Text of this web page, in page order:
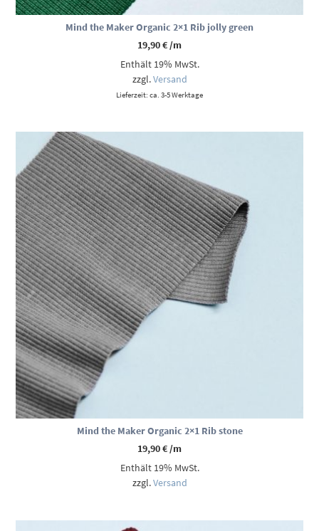
Mind the Maker Organic 2×1 Rib jolly green
19,90€/m
Enthält 19% MwSt.
zzgl.Versand
Lieferzeit: ca. 3-5 Werktage
Mind the Maker Organic 2×1 Rib stone
19,90€/m
Enthält 19% MwSt.
zzgl.Versand